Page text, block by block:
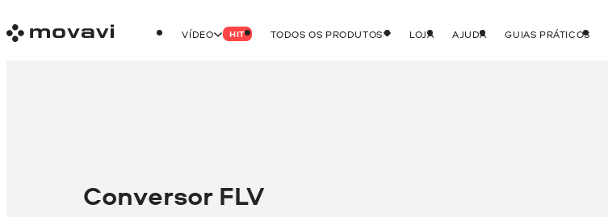
VÍDEO HIT TODOS OS PRODUTOS LOJA AJUDA GUIAS PRÁTICOS
Conversor FLV